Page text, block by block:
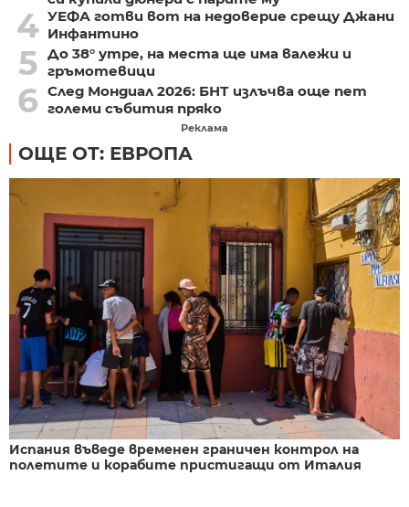
4 УЕФА готви вот на недоверие срещу Джани
Инфантино
5 До 38° утре, на места ще има валежи и
гръмотевици
6 След Мондиал 2026: БНТ излъчва още пет
големи събития пряко
Реклама
ОЩЕ ОТ: ЕВРОПА
Испания въведе временен граничен контрол на
полетите и корабите пристигащи от Италия